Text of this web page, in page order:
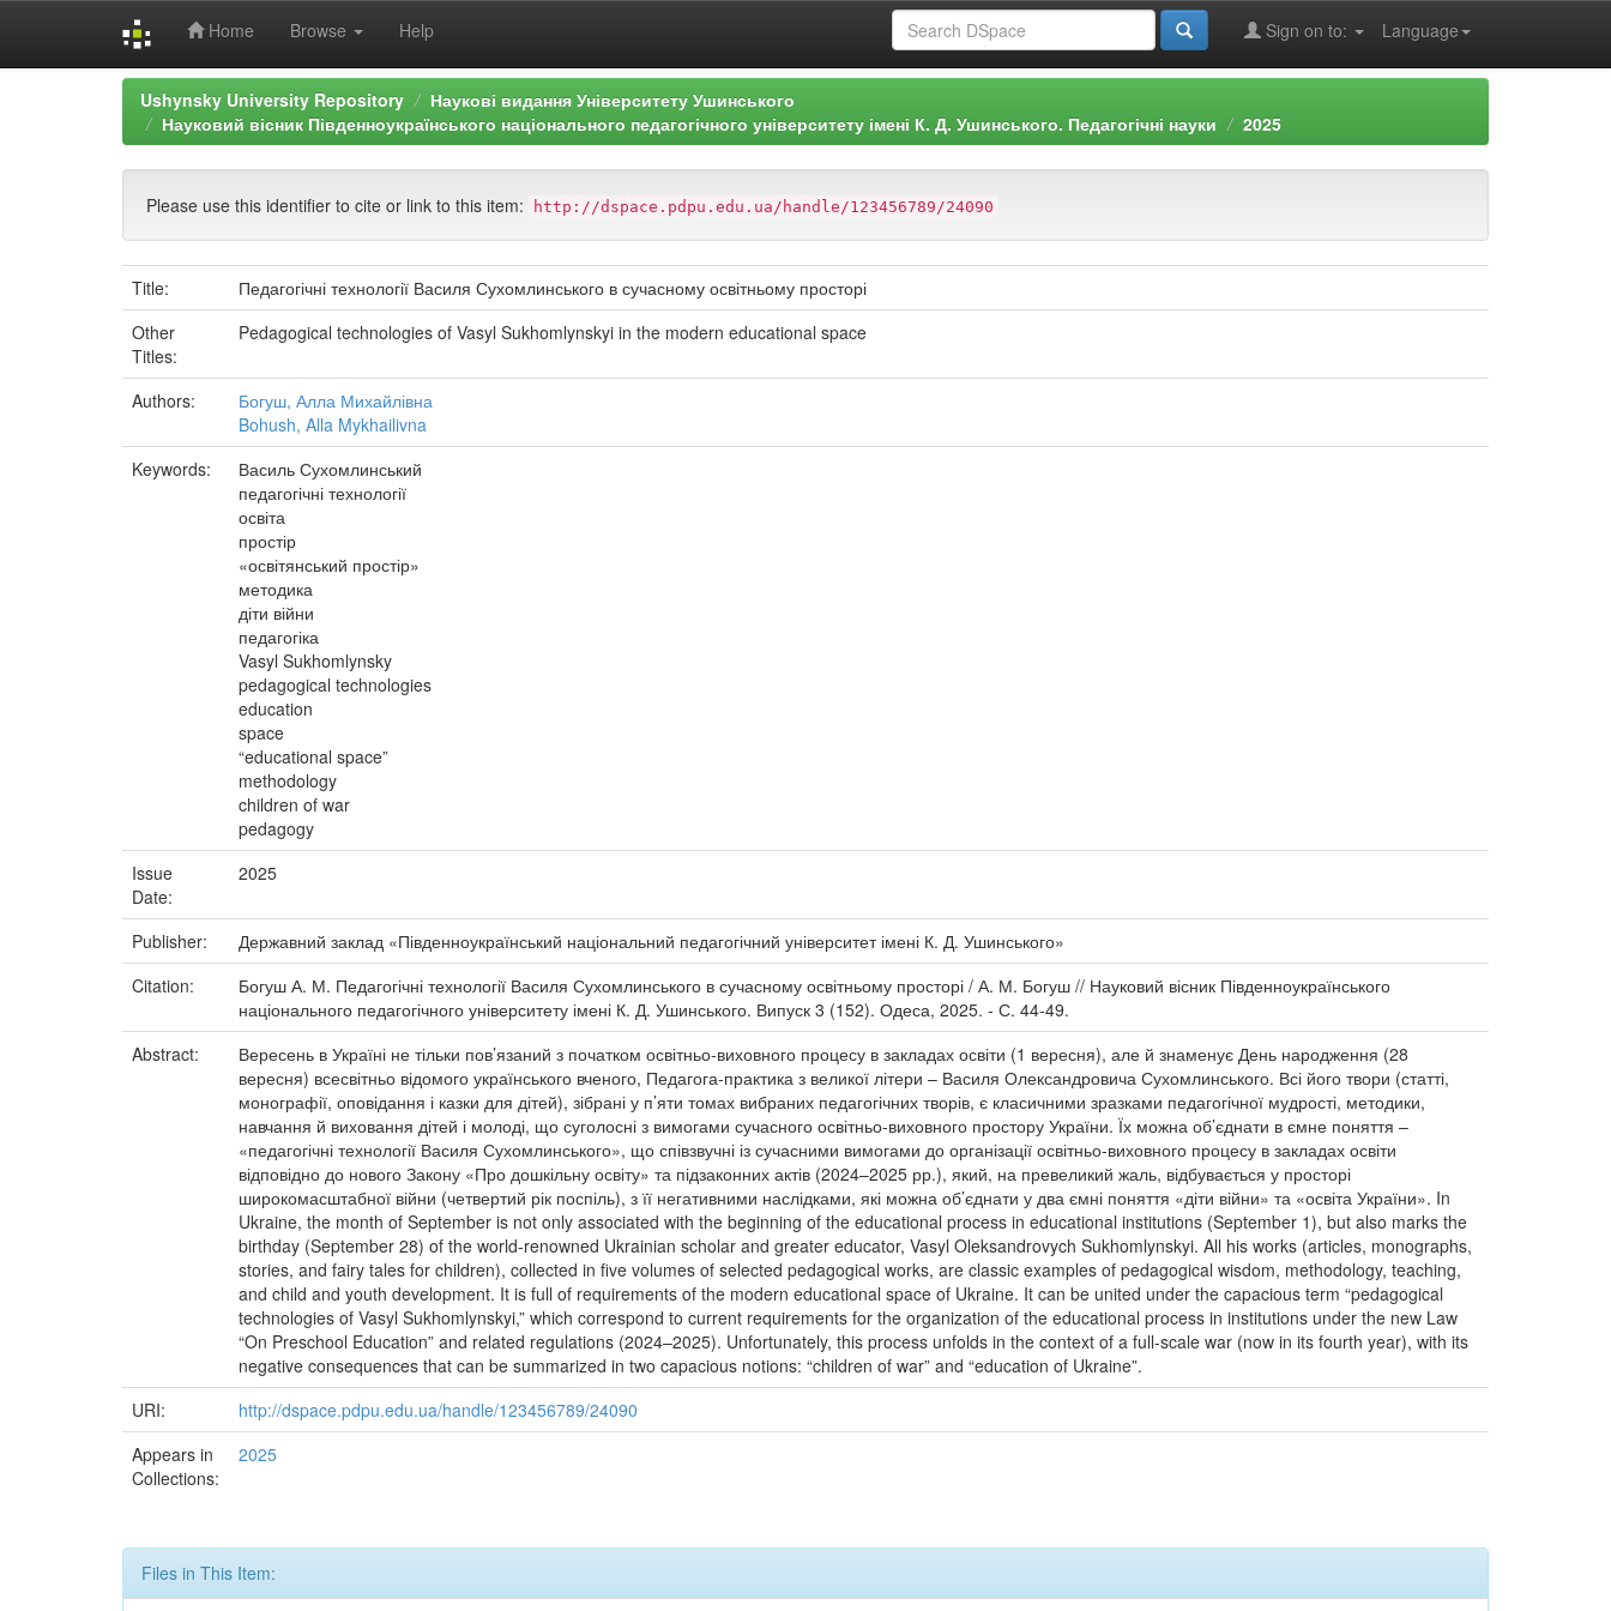
Home Browse Help Language
Sign on to:
Ushynsky University Repository
Наукові видання Університету Ушинського
Науковий вісник Південноукраїнського національного педагогічного університету імені К. Д. Ушинського. Педагогічні науки
2025
Please use this identifier to cite or link to this item: http://dspace.pdpu.edu.ua/handle/123456789/24090
Title:
Педагогічні технології Василя Сухомлинського в сучасному освітньому просторі
Other
Titles:
Pedagogical technologies of Vasyl Sukhomlynskyi in the modern educational space
Authors:
Богуш, Алла Михайлівна
Bohush, Alla Mykhailivna
Keywords:
Василь Сухомлинський
педагогічні технології
освіта
простір
«освітянський простір»
методика
діти війни
педагогіка
Vasyl Sukhomlynsky
pedagogical technologies
education
space
“educational space”
methodology
children of war
pedagogy
Issue
Date:
2025
Publisher:
Державний заклад «Південноукраїнський національний педагогічний університет імені К. Д. Ушинського»
Citation:
Богуш А. М. Педагогічні технології Василя Сухомлинського в сучасному освітньому просторі / А. М. Богуш // Науковий вісник Південноукраїнського
національного педагогічного університету імені К. Д. Ушинського. Випуск 3 (152). Одеса, 2025. - С. 44-49.
Abstract:
Вересень в Україні не тільки пов’язаний з початком освітньо-виховного процесу в закладах освіти (1 вересня), але й знаменує День народження (28
вересня) всесвітньо відомого українського вченого, Педагога-практика з великої літери – Василя Олександровича Сухомлинського. Всі його твори (статті,
монографії, оповідання і казки для дітей), зібрані у п’яти томах вибраних педагогічних творів, є класичними зразками педагогічної мудрості, методики,
навчання й виховання дітей і молоді, що суголосні з вимогами сучасного освітньо-виховного простору України. Їх можна об’єднати в ємне поняття –
«педагогічні технології Василя Сухомлинського», що співзвучні із сучасними вимогами до організації освітньо-виховного процесу в закладах освіти
відповідно до нового Закону «Про дошкільну освіту» та підзаконних актів (2024–2025 рр.), який, на превеликий жаль, відбувається у просторі
широкомасштабної війни (четвертий рік поспіль), з її негативними наслідками, які можна об’єднати у два ємні поняття «діти війни» та «освіта України». In
Ukraine, the month of September is not only associated with the beginning of the educational process in educational institutions (September 1), but also marks the
birthday (September 28) of the world-renowned Ukrainian scholar and greater educator, Vasyl Oleksandrovych Sukhomlynskyi. All his works (articles, monographs,
stories, and fairy tales for children), collected in five volumes of selected pedagogical works, are classic examples of pedagogical wisdom, methodology, teaching,
and child and youth development. It is full of requirements of the modern educational space of Ukraine. It can be united under the capacious term “pedagogical
technologies of Vasyl Sukhomlynskyi,” which correspond to current requirements for the organization of the educational process in institutions under the new Law
“On Preschool Education” and related regulations (2024–2025). Unfortunately, this process unfolds in the context of a full-scale war (now in its fourth year), with its
negative consequences that can be summarized in two capacious notions: “children of war” and “education of Ukraine”.
URI:
http://dspace.pdpu.edu.ua/handle/123456789/24090
Appears in
Collections:
2025
Files in This Item: